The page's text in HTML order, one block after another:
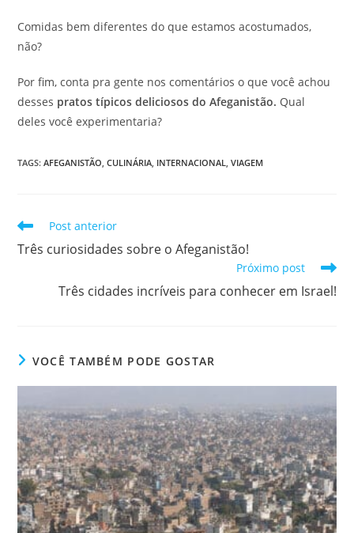
Comidas bem diferentes do que estamos acostumados,
não?
Por fim, conta pra gente nos comentários o que você achou
desses pratos típicos deliciosos do Afeganistão. Qual
deles você experimentaria?
TAGS:AFEGANISTÃO, CULINÁRIA, INTERNACIONAL, VIAGEM
Leia
mais
artigos
Post anterior
Três curiosidades sobre o Afeganistão!
Próximo post
Três cidades incríveis para conhecer em Israel!
VOCÊ TAMBÉM PODE GOSTAR